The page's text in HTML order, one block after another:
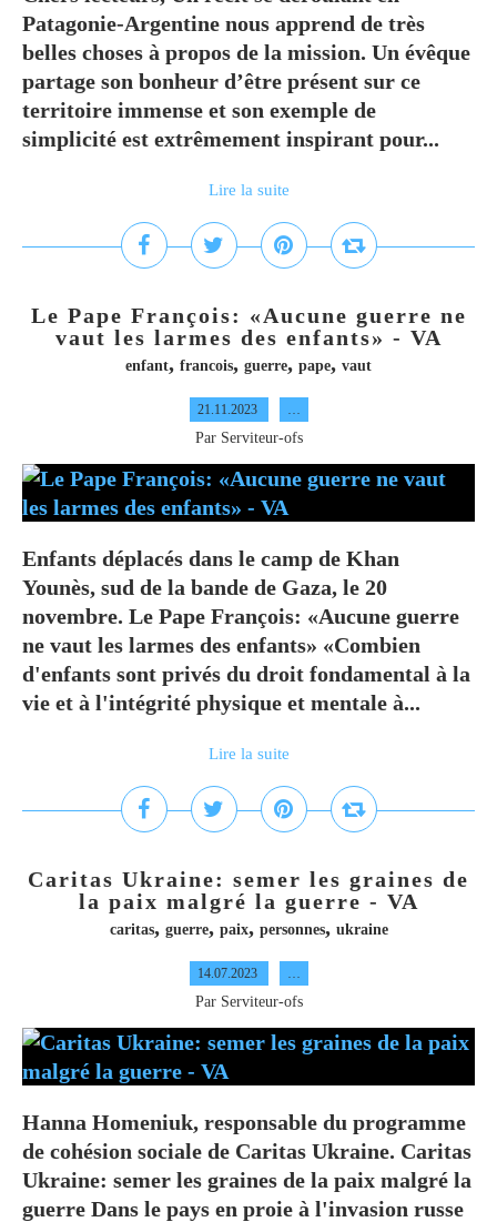
Patagonie-Argentine nous apprend de très
belles choses à propos de la mission. Un évêque
partage son bonheur d’être présent sur ce
territoire immense et son exemple de
simplicité est extrêmement inspirant pour...
Lire la suite
Le Pape François: «Aucune guerre ne
vaut les larmes des enfants» - VA
enfant, francois, guerre, pape, vaut
21.11.2023 …
Par Serviteur-ofs
Enfants déplacés dans le camp de Khan
Younès, sud de la bande de Gaza, le 20
novembre. Le Pape François: «Aucune guerre
ne vaut les larmes des enfants» «Combien
d'enfants sont privés du droit fondamental à la
vie et à l'intégrité physique et mentale à...
Lire la suite
Caritas Ukraine: semer les graines de
la paix malgré la guerre - VA
caritas, guerre, paix, personnes, ukraine
14.07.2023 …
Par Serviteur-ofs
Hanna Homeniuk, responsable du programme
de cohésion sociale de Caritas Ukraine. Caritas
Ukraine: semer les graines de la paix malgré la
guerre Dans le pays en proie à l'invasion russe